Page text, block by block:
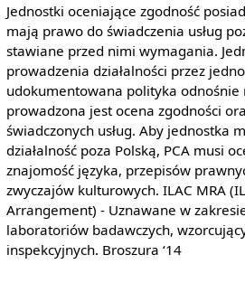
Jednostki oceniające zgodność
mają prawo do świadczenia usług
stawiane przed nimi wymagania.
prowadzenia działalności przez
udokumentowana polityka odnośnie
prowadzona jest ocena zgodności
świadczonych usług. Aby jednostka
działalność poza Polską, PCA musi
znajomość języka, przepisów
zwyczajów kulturowych. ILAC MRA
Arrangement) - Uznawane w
laboratoriów badawczych,
inspekcyjnych. Broszura ‘14